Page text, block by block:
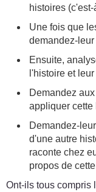
histoires
Une fois que
demandez-
Ensuite,
l'histoire et
Demandez
appliquer cette
Demandez-
d'une autre
raconte chez
propos de
Ont-ils tous compris